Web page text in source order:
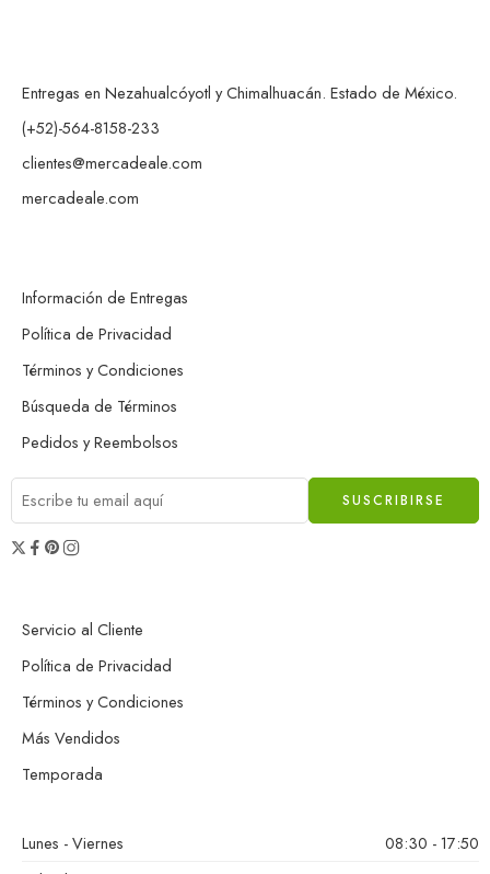
Entregas en Nezahualcóyotl y Chimalhuacán. Estado de México.
(+52)-564-8158-233
clientes@mercadeale.com
mercadeale.com
Información de Entregas
Política de Privacidad
Términos y Condiciones
Búsqueda de Términos
Pedidos y Reembolsos
Servicio al Cliente
Política de Privacidad
Términos y Condiciones
Más Vendidos
Temporada
Lunes - Viernes
08:30 - 17:50